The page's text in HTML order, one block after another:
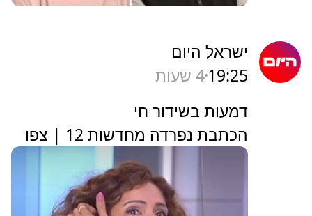
ישראל היום
19:254 שעות
דמעות בשידור חי
הכתבת נפרדה מחדשות 12 | צפו